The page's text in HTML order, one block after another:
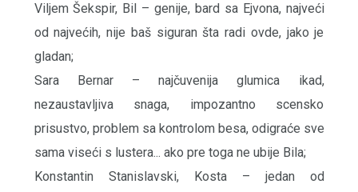
Viljem Šekspir, Bil – genije, bard sa Ejvona, najveći
od najvećih, nije baš siguran šta radi ovde, jako je
gladan;
Sara Bernar – najčuvenija glumica ikad,
nezaustavljiva snaga, impozantno scensko
prisustvo, problem sa kontrolom besa, odigraće sve
sama viseći s lustera... ako pre toga ne ubije Bila;
Konstantin Stanislavski, Kosta – jedan od